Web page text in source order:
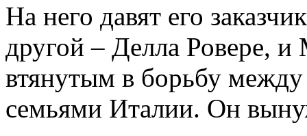
На него давят его
другой – Делла Ровере, и
втянутым в борьбу
семьями Италии. Он